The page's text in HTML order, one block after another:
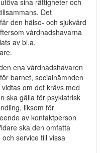
sina rättigheter och
Det
den hälso- och sjukvård
vårdnadshavarna
av bl.a.
ena vårdnadshavaren
barnet, socialnämnden
om det krävs med
ska gälla för psykiatrisk
liksom för
av kontaktperson
ska den omfatta
service till vissa